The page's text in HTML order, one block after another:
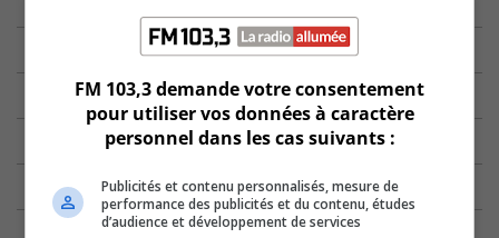
FM 103,3 demande votre consentement
pour utiliser vos données à caractère
personnel dans les cas suivants :
Publicités et contenu personnalisés, mesure de
performance des publicités et du contenu, études
d’audience et développement de services